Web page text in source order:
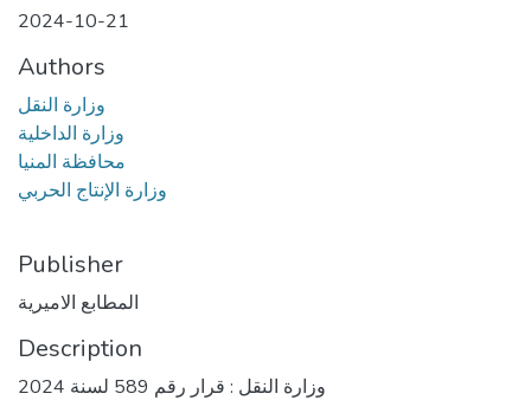
2024-10-21
Authors
وزارة النقل
وزارة الداخلية
محافظة المنيا
وزارة الإنتاج الحربي
Publisher
المطابع الاميرية
Description
وزارة النقل : قرار رقم 589 لسنة 2024